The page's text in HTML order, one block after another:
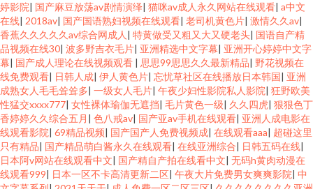
婷影院| 国产麻豆放荡av剧情演绎| 猫咪av成人永久网站在线观看| a中文
在线| 2018av| 国产国语熟妇视频在线观看| 老司机黄色片| 激情久久av|
香蕉久久久久久av综合网成人 | 特黄做受又粗又大又硬老头| 国语自产精
品视频在线30| 波多野吉衣毛片| 亚洲精选中文字幕| 亚洲开心婷婷中文字
幕| 国产成人理论在线视频观看 | 思思99思思久久最新精品| 野花视频在
线免费观看| 日韩人成| 伊人黄色片| 忘忧草社区在线播放日本韩国| 亚洲
成熟女人毛毛耸耸多| 一级女人毛片| 午夜少妇性影院私人影院| 狂野欧美
性猛交xxxx777| 女性裸体瑜伽无遮挡| 毛片黄色一级| 久久四虎| 狠狠色丁
香婷婷久久综合五月 | 色八戒av| 国产亚av手机在线观看| 亚洲人成电影在
线观看影院| 69精品视频| 国产国产人免费视频成| 在线观看aaa| 超碰这里
只有精品| 国产精品萌白酱永久在线观看| 在线亚洲综合| 日韩五码在线|
日本阿v网站在线观看中文| 国产精自产拍在线看中文| 无码h黄肉动漫在
线观看999| 日本一区不卡高清更新二区| 午夜大片免费男女爽爽影院| 中